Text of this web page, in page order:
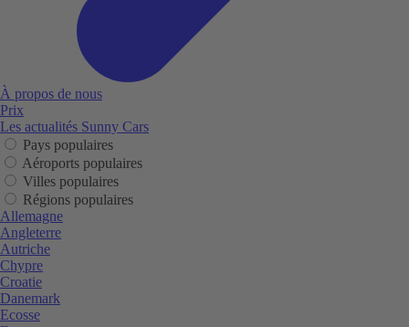
À propos de nous
Prix
Les actualités Sunny Cars
Pays populaires
Aéroports populaires
Villes populaires
Régions populaires
Allemagne
Angleterre
Autriche
Chypre
Croatie
Danemark
Ecosse